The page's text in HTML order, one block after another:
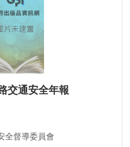
交通安全年報
全督導委員會